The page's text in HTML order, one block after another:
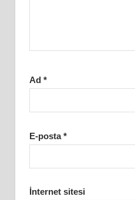
Ad *
E-posta*
İnternet sitesi